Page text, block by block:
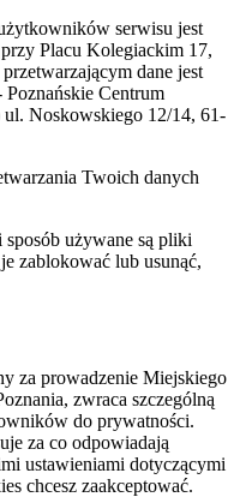
serwisu jest
Placu Kolegiackim 17,
dane jest
Centrum
Noskowskiego 12/14, 61-
Twoich danych
używane są pliki
zablokować lub usunąć,
za prowadzenie Miejskiego
zwraca szczególną
do prywatności.
za co odpowiadają
ustawieniami dotyczącymi
chcesz zaakceptować.